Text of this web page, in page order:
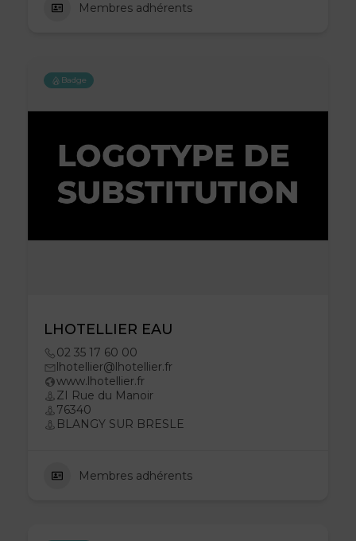
Membres adhérents
Badge
LHOTELLIER EAU
02 35 17 60 00
lhotellier@lhotellier.fr
www.lhotellier.fr
ZI Rue du Manoir
76340
BLANGY SUR BRESLE
Membres adhérents